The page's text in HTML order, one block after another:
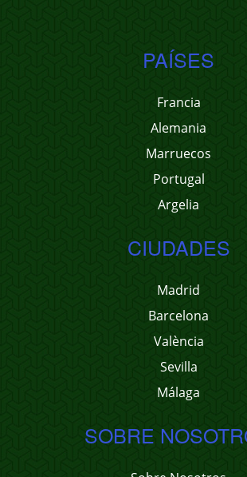
PAÍSES
Francia
Alemania
Marruecos
Portugal
Argelia
CIUDADES
Madrid
Barcelona
València
Sevilla
Málaga
SOBRE